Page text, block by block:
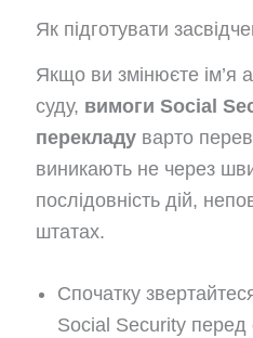
Як підготувати
Якщо ви змінюєте ім’я
суду, вимоги Social
перекладу варто
виникають не через
послідовність дій,
штатах.
Спочатку
Social Security